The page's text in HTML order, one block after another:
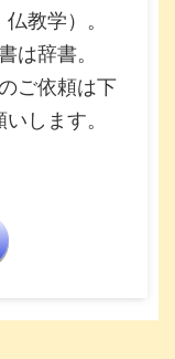
教学）。
は辞書。
ご依頼は下
します。